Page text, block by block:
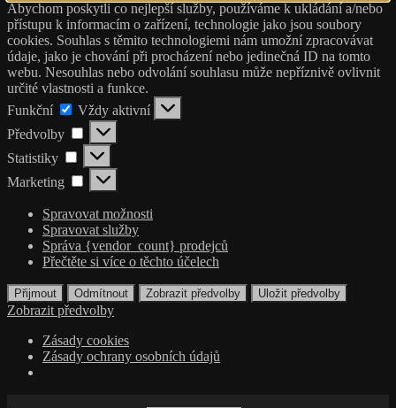
Abychom poskytli co nejlepší služby, používáme k ukládání a/nebo
přístupu k informacím o zařízení, technologie jako jsou soubory
cookies. Souhlas s těmito technologiemi nám umožní zpracovávat
údaje, jako je chování při procházení nebo jedinečná ID na tomto
webu. Nesouhlas nebo odvolání souhlasu může nepříznivě ovlivnit
určité vlastnosti a funkce.
Funkční
Funkční
Vždy aktivní
Předvolby
Předvolby
Statistiky Statistiky
Marketing Marketing
Spravovat možnosti
Spravovat služby
Správa {vendor_count} prodejců
Přečtěte si více o těchto účelech
Přijmout Odmítnout Zobrazit předvolby Uložit předvolby
Zobrazit předvolby
Zásady cookies
Zásady ochrany osobních údajů